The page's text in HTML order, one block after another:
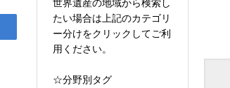
世界遺産の地域から検索し
たい場合は上記のカテゴリ
ー分けをクリックしてご利
用ください。
☆分野別タグ